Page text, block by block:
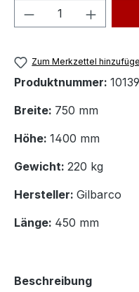
Produkt
Zum Merkzettel
Produktnummer: 10139
Breite: 750 mm
Höhe: 1400 mm
Gewicht: 220 kg
Hersteller: Gilbarco
Länge: 450 mm
Beschreibung